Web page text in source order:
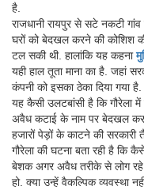
है.
राजधानी रायपुर से सटे नकटी
घरों को बेदखल करने की कोशिश
टल सकी थी. हालांकि यह कहना
यही हाल तूता माना का है. जहां
कंपनी को इसका ठेका दिया गया
यह कैसी उलटबांसी है कि गौरेला
अवैध कटाई के नाम पर बेदखल कर
हजारों पेड़ों के काटने की सरकारी
गौरेला की घटना बता रही है कि
बेशक अगर अवैध तरीके से लोग रहे
हो. क्या उन्हें वैकल्पिक व्यवस्था